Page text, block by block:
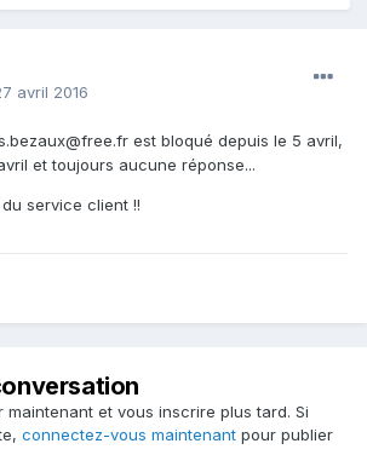
avril 2016
est bloqué depuis le 5 avril,
et toujours aucune réponse...
service client !!
maintenant et vous inscrire plus tard. Si
connectez-vous maintenant pour publier